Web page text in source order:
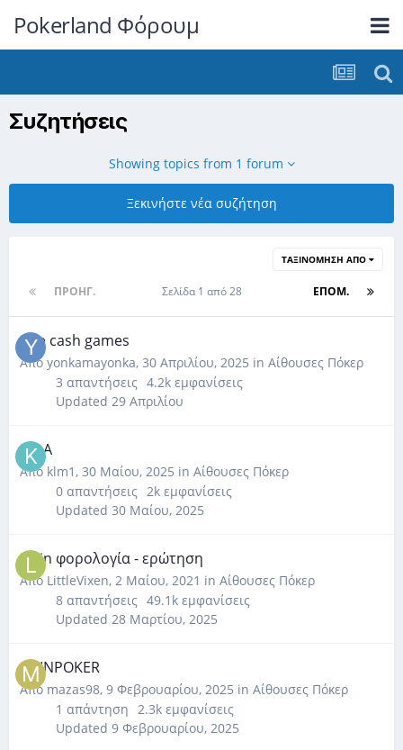
Pokerland Φόρουμ
Συζητήσεις
Showing topics from 1 forum
Ξεκινήστε νέα συζήτηση
ΤΑΞΙΝΌΜΗΣΗ ΑΠΌ
ΠΡΟΗΓ. ΕΠΌΜ.
Σελίδα 1 από 28
Live cash games
Από yonkamayonka, 30 Απριλίου, 2025 in Αίθουσες Πόκερ
3 απαντήσεις 4.2k εμφανίσεις
Updated 29 Απριλίου
MDA
Από klm1, 30 Μαίου, 2025 in Αίθουσες Πόκερ
0 απαντήσεις 2k εμφανίσεις
Updated 30 Μαίου, 2025
Bwin φορολογία - ερώτηση
Από LittleVixen, 2 Μαίου, 2021 in Αίθουσες Πόκερ
8 απαντήσεις 49.1k εμφανίσεις
Updated 28 Μαρτίου, 2025
COINPOKER
Από mazas98, 9 Φεβρουαρίου, 2025 in Αίθουσες Πόκερ
1 απάντηση 2.3k εμφανίσεις
Updated 9 Φεβρουαρίου, 2025